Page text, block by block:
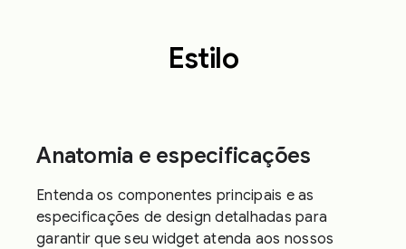
Estilo
Anatomia e especificações
Entenda os componentes principais e as
especificações de design detalhadas para
garantir que seu widget atenda aos nossos